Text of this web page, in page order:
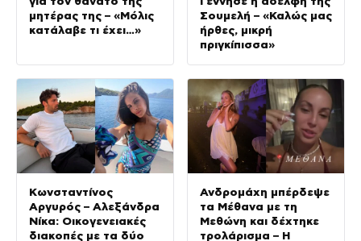
μητέρας της – «Μόλις
κατάλαβε τι έχει…»
Σουμελή – «Καλώς μας
ήρθες, μικρή
πριγκίπισσα»
Κωνσταντίνος
Αργυρός – Αλεξάνδρα
Νίκα: Οικογενειακές
διακοπές με τα δύο
Ανδρομάχη μπέρδεψε
τα Μέθανα με τη
Μεθώνη και δέχτηκε
τρολάρισμα – Η